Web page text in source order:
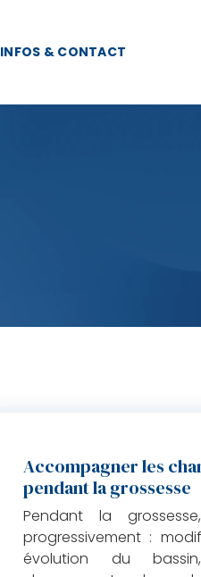
INFOS & CONTACT
Accompagner les
pendant la grossesse
Pendant la
progressivement :
évolution du